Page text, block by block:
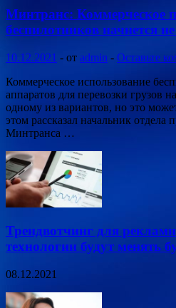
Минтранс: Коммерческое
беспилотников начнется
10.12.2021 - от admin - Оставьте
Коммерческое использование
аппаратов для перевозки грузов
одному из вариантов, но это
этом рассказал начальник
Минтранса …
Трендвотчинг для
технологии будут менять
08.12.2021